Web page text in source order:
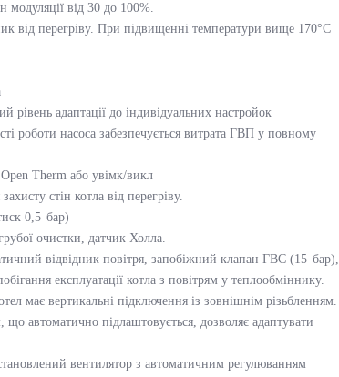
від 30 до 100%.
від перегріву. При підвищенні температури вище 170°С
адаптації до індивідуальних настройок
роботи насоса забезпечується витрата ГВП у повному
Therm або увімк/викл
стін котла від перегріву.
0,5 бар)
очистки, датчик Холла.
відвідник повітря, запобіжний клапан ГВС (15 бар),
експлуатації котла з повітрям у теплообміннику.
має вертикальні підключення із зовнішнім різьбленням.
автоматично підлаштовується, дозволяє адаптувати
вентилятор з автоматичним регулюванням